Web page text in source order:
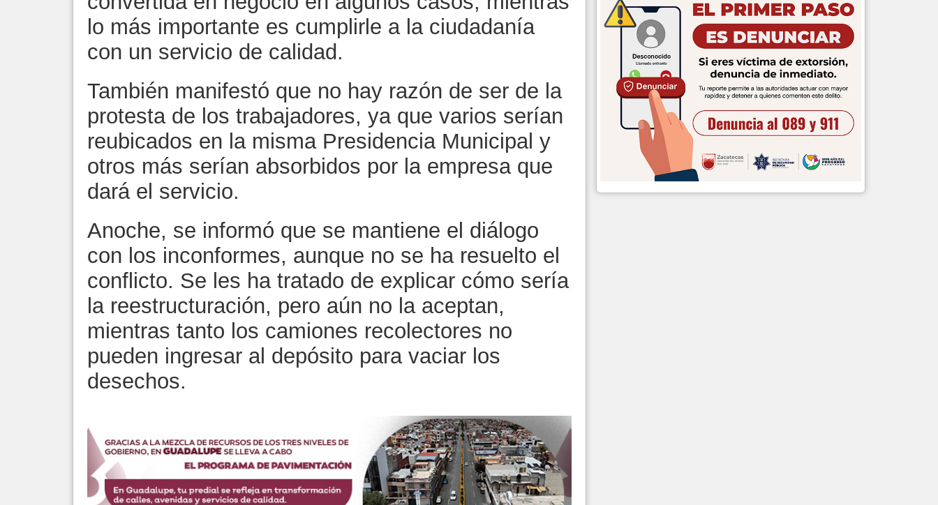
lo más importante es cumplirle a la ciudadanía
con un servicio de calidad.
También manifestó que no hay razón de ser de la
protesta de los trabajadores, ya que varios serían
reubicados en la misma Presidencia Municipal y
otros más serían absorbidos por la empresa que
dará el servicio.
Anoche, se informó que se mantiene el diálogo
con los inconformes, aunque no se ha resuelto el
conflicto. Se les ha tratado de explicar cómo sería
la reestructuración, pero aún no la aceptan,
mientras tanto los camiones recolectores no
pueden ingresar al depósito para vaciar los
desechos.